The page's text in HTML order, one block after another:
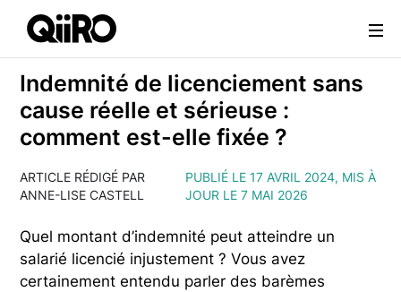
Webflow Homepage
Indemnité de licenciement sans
cause réelle et sérieuse :
comment est-elle fixée ?
ARTICLE RÉDIGÉ PAR
ANNE-LISE CASTELL
PUBLIÉ LE 17 AVRIL 2024, MIS À
JOUR LE 7 MAI 2026
Quel montant d’indemnité peut atteindre un
salarié licencié injustement ? Vous avez
certainement entendu parler des barèmes